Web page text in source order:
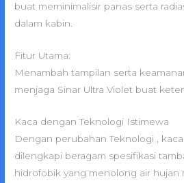
buat meminimalisir panas serta
dalam kabin.
Fitur Utama:
Menambah tampilan serta
menjaga Sinar Ultra Violet buat
Kaca dengan Teknologi Istimewa
Dengan perubahan Teknologi ,
dilengkapi beragam spesifikasi
hidrofobik yang menolong air hujan